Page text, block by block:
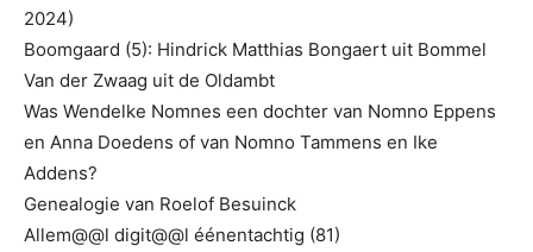
2024)
Boomgaard (5): Hindrick Matthias Bongaert uit Bommel
Van der Zwaag uit de Oldambt
Was Wendelke Nomnes een dochter van Nomno Eppens
en Anna Doedens of van Nomno Tammens en Ike
Addens?
Genealogie van Roelof Besuinck
Allem@@l digit@@l éénentachtig (81)